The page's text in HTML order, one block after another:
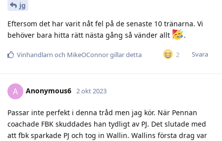
jg
Eftersom det har varit nåt fel på de senaste 10 tränarna. Vi
behöver bara hitta rätt nästa gång så vänder allt
.
2 Svara
Vinhandlarn och MikeOConnorgillar detta
A Anonymous6 2 okt 2023
Passar inte perfekt i denna tråd men jag kör. När Pennan
coachade FBK skuddades han tydligt av PJ. Det slutade med
att fbk sparkade PJ och tog in Wallin. Wallins första drag var